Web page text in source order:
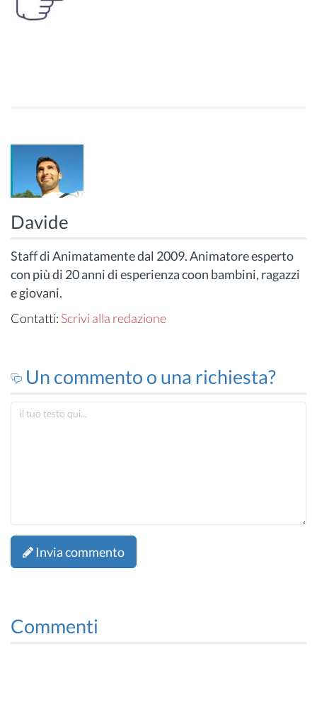
Davide
Staff di Animatamente dal 2009. Animatore esperto
con più di 20 anni di esperienza coon bambini, ragazzi
e giovani.
Contatti: Scrivi alla redazione
Un commento o una richiesta?
Invia commento
Commenti